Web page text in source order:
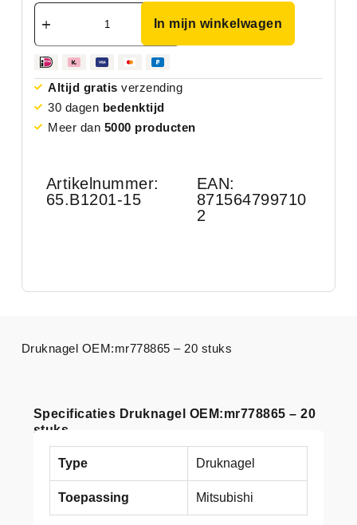
In mijn winkelwagen
Altijd gratis verzending
30 dagen bedenktijd
Meer dan 5000 producten
Artikelnummer:
65.B1201-15
EAN:
871564799710
2
Specificaties Druknagel OEM:mr778865 – 20
stuks
Type Druknagel
Toepassing Mitsubishi
Druknagel OEM:mr778865 – 20 stuks